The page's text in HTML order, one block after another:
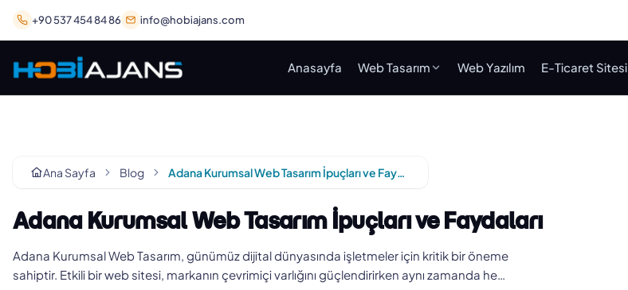
+90 537 454 84 86 info@hobiajans.com
Anasayfa Web Tasarım Web Yazılım E-Ticaret Sitesi
Ana Sayfa Blog Adana Kurumsal Web Tasarım İpuçları ve Faydaları
Adana Kurumsal Web Tasarım İpuçları ve Faydaları
Adana Kurumsal Web Tasarım, günümüz dijital dünyasında işletmeler için kritik bir öneme
sahiptir. Etkili bir web sitesi, markanın çevrimiçi varlığını güçlendirirken aynı zamanda he…